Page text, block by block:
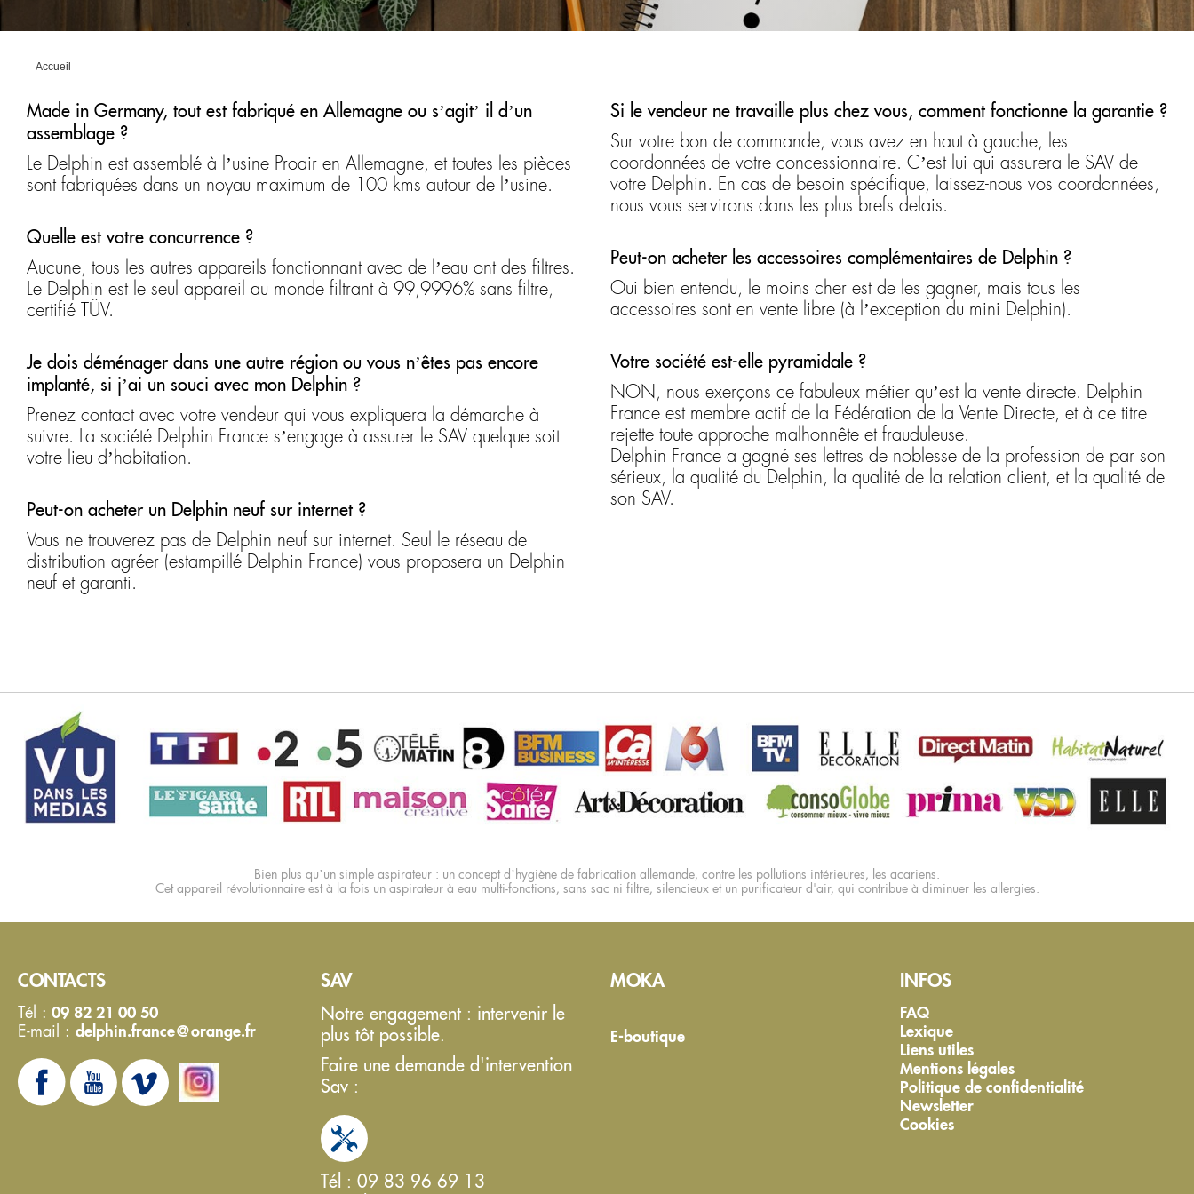
Accueil
Made in Germany, tout est fabriqué en Allemagne ou s’agit’ il d’un
assemblage ?
Le Delphin est assemblé à l’usine Proair en Allemagne, et toutes les pièces
sont fabriquées dans un noyau maximum de 100 kms autour de l’usine.
Quelle est votre concurrence ?
Aucune, tous les autres appareils fonctionnant avec de l’eau ont des filtres.
Le Delphin est le seul appareil au monde filtrant à 99,9996% sans filtre,
certifié TÜV.
Je dois déménager dans une autre région ou vous n’êtes pas encore
implanté, si j’ai un souci avec mon Delphin ?
Prenez contact avec votre vendeur qui vous expliquera la démarche à
suivre. La société Delphin France s’engage à assurer le SAV quelque soit
votre lieu d’habitation.
Peut-on acheter un Delphin neuf sur internet ?
Vous ne trouverez pas de Delphin neuf sur internet. Seul le réseau de
distribution agréer (estampillé Delphin France) vous proposera un Delphin
neuf et garanti.
Si le vendeur ne travaille plus chez vous, comment fonctionne la garantie ?
Sur votre bon de commande, vous avez en haut à gauche, les
coordonnées de votre concessionnaire. C’est lui qui assurera le SAV de
votre Delphin. En cas de besoin spécifique, laissez-nous vos coordonnées,
nous vous servirons dans les plus brefs delais.
Peut-on acheter les accessoires complémentaires de Delphin ?
Oui bien entendu, le moins cher est de les gagner, mais tous les
accessoires sont en vente libre (à l’exception du mini Delphin).
Votre société est-elle pyramidale ?
NON, nous exerçons ce fabuleux métier qu’est la vente directe. Delphin
France est membre actif de la Fédération de la Vente Directe, et à ce titre
rejette toute approche malhonnête et frauduleuse.
Delphin France a gagné ses lettres de noblesse de la profession de par son
sérieux, la qualité du Delphin, la qualité de la relation client, et la qualité de
son SAV.
Bien plus qu’un simple aspirateur : un concept d’hygiène de fabrication allemande, contre les pollutions intérieures, les acariens.
Cet appareil révolutionnaire est à la fois un aspirateur à eau multi-fonctions, sans sac ni filtre, silencieux et un purificateur d'air, qui contribue à diminuer les allergies.
CONTACTS
Tél : 09 82 21 00 50
E-mail : delphin.france@orange.fr
SAV
Notre engagement : intervenir le
plus tôt possible.
Faire une demande d'intervention
Sav :
Tél : 09 83 96 69 13
MOKA
E-boutique
INFOS
FAQ
Lexique
Liens utiles
Mentions légales
Politique de confidentialité
Newsletter
Cookies